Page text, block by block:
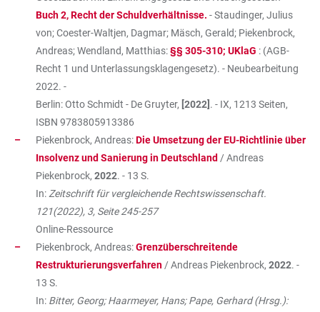
Buch 2, Recht der Schuldverhältnisse. - Staudinger, Julius
von; Coester-Waltjen, Dagmar; Mäsch, Gerald; Piekenbrock,
Andreas; Wendland, Matthias:§§ 305-310; UKlaG : (AGB-
Recht 1 und Unterlassungsklagengesetz). - Neubearbeitung
2022. -
Berlin: Otto Schmidt - De Gruyter, [2022] . - IX, 1213 Seiten,
ISBN 9783805913386
Piekenbrock, Andreas:Die Umsetzung der EU-Richtlinie über
Insolvenz und Sanierung in Deutschland / Andreas
Piekenbrock, 2022. - 13 S.
In: Zeitschrift für vergleichende Rechtswissenschaft.
121(2022), 3, Seite 245-257
Online-Ressource
Piekenbrock, Andreas:Grenzüberschreitende
Restrukturierungsverfahren / Andreas Piekenbrock, 2022. -
13 S.
In: Bitter, Georg; Haarmeyer, Hans; Pape, Gerhard (Hrsg.):